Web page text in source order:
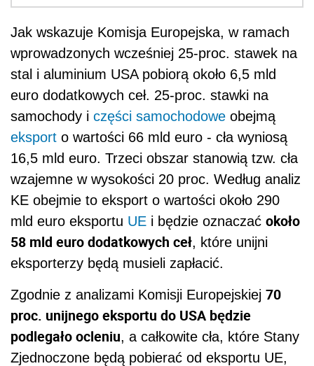
Jak wskazuje Komisja Europejska, w ramach
wprowadzonych wcześniej 25-proc. stawek na
stal i aluminium USA pobiorą około 6,5 mld
euro dodatkowych ceł. 25-proc. stawki na
samochody i części samochodowe obejmą
eksport o wartości 66 mld euro - cła wyniosą
16,5 mld euro. Trzeci obszar stanowią tzw. cła
wzajemne w wysokości 20 proc. Według analiz
KE obejmie to eksport o wartości około 290
mld euro eksportu UE i będzie oznaczać około
58 mld euro dodatkowych ceł, które unijni
eksporterzy będą musieli zapłacić.
Zgodnie z analizami Komisji Europejskiej 70
proc. unijnego eksportu do USA będzie
podlegało ocleniu, a całkowite cła, które Stany
Zjednoczone będą pobierać od eksportu UE,